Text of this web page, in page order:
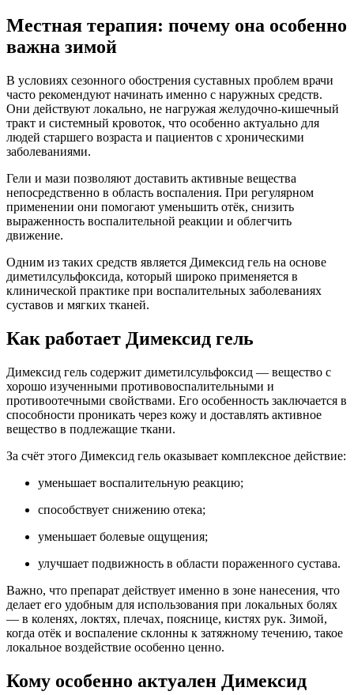
Местная терапия: почему она особенно
важна зимой
В условиях сезонного обострения суставных проблем врачи
часто рекомендуют начинать именно с наружных средств.
Они действуют локально, не нагружая желудочно-кишечный
тракт и системный кровоток, что особенно актуально для
людей старшего возраста и пациентов с хроническими
заболеваниями.
Гели и мази позволяют доставить активные вещества
непосредственно в область воспаления. При регулярном
применении они помогают уменьшить отёк, снизить
выраженность воспалительной реакции и облегчить
движение.
Одним из таких средств является Димексид гель на основе
диметилсульфоксида, который широко применяется в
клинической практике при воспалительных заболеваниях
суставов и мягких тканей.
Как работает Димексид гель
Димексид гель содержит диметилсульфоксид — вещество с
хорошо изученными противовоспалительными и
противоотечными свойствами. Его особенность заключается в
способности проникать через кожу и доставлять активное
вещество в подлежащие ткани.
За счёт этого Димексид гель оказывает комплексное действие:
уменьшает воспалительную реакцию;
способствует снижению отека;
уменьшает болевые ощущения;
улучшает подвижность в области пораженного сустава.
Важно, что препарат действует именно в зоне нанесения, что
делает его удобным для использования при локальных болях
— в коленях, локтях, плечах, пояснице, кистях рук. Зимой,
когда отёк и воспаление склонны к затяжному течению, такое
локальное воздействие особенно ценно.
Кому особенно актуален Димексид